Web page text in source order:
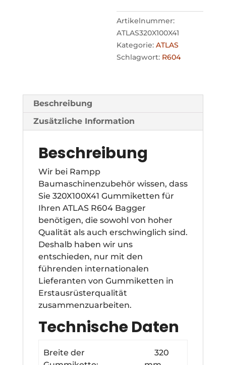
Artikelnummer:
ATLAS320X100X41
Kategorie:ATLAS
Schlagwort: R604
Beschreibung
Zusätzliche Information
Beschreibung
Wir bei Rampp
Baumaschinenzubehör wissen, dass
Sie 320X100X41 Gummiketten für
Ihren ATLAS R604 Bagger
benötigen, die sowohl von hoher
Qualität als auch erschwinglich sind.
Deshalb haben wir uns
entschieden, nur mit den
führenden internationalen
Lieferanten von Gummiketten in
Erstausrüsterqualität
zusammenzuarbeiten.
Technische Daten
Breite der
320